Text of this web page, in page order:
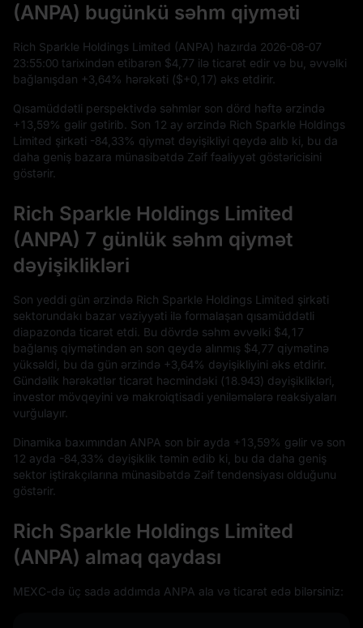
(ANPA) bugünkü səhm qiyməti
Rich Sparkle Holdings Limited (ANPA) hazırda 2026-08-07
23:55:00 tarixindən etibarən $4,77 ilə ticarət edir və bu, əvvəlki
bağlanışdan +3,64% hərəkəti ($+0,17) əks etdirir.
Qısamüddətli perspektivdə səhmlər son dörd həftə ərzində
+13,59% gəlir gətirib. Son 12 ay ərzində Rich Sparkle Holdings
Limited şirkəti -84,33% qiymət dəyişikliyi qeydə alıb ki, bu da
daha geniş bazara münasibətdə Zəif fəaliyyət göstəricisini
göstərir.
Rich Sparkle Holdings Limited
(ANPA) 7 günlük səhm qiymət
dəyişiklikləri
Son yeddi gün ərzində Rich Sparkle Holdings Limited şirkəti
sektorundakı bazar vəziyyəti ilə formalaşan qısamüddətli
diapazonda ticarət etdi. Bu dövrdə səhm əvvəlki $4,17
bağlanış qiymətindən ən son qeydə alınmış $4,77 qiymətinə
yüksəldi, bu da gün ərzində +3,64% dəyişikliyini əks etdirir.
Gündəlik hərəkətlər ticarət həcmindəki (18.943) dəyişiklikləri,
investor mövqeyini və makroiqtisadi yeniləmələrə reaksiyaları
vurğulayır.
Dinamika baxımından ANPA son bir ayda +13,59% gəlir və son
12 ayda -84,33% dəyişiklik təmin edib ki, bu da daha geniş
sektor iştirakçılarına münasibətdə Zəif tendensiyası olduğunu
göstərir.
Rich Sparkle Holdings Limited
(ANPA) almaq qaydası
MEXC-də üç sadə addımda ANPA ala və ticarət edə bilərsiniz: